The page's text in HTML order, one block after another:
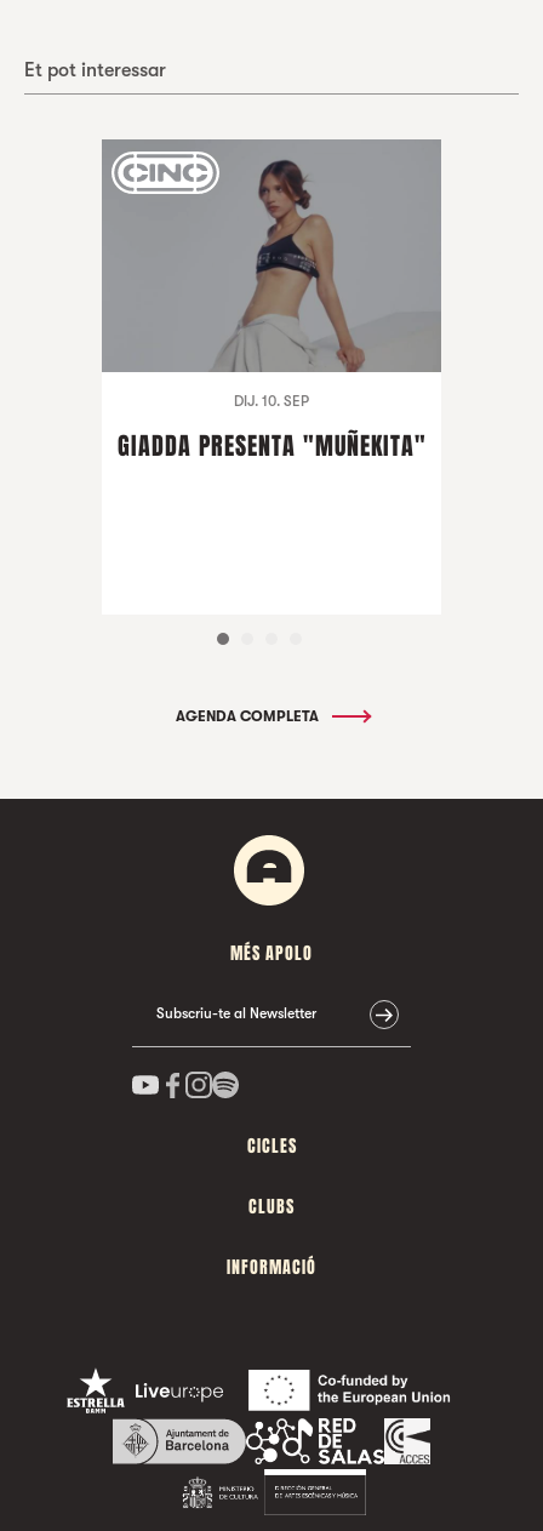
Et pot interessar
DIJ. 10. SEP
GIADDA PRESENTA "MUÑEKITA"
AGENDA COMPLETA
MÉS APOLO
Subscriu-te al Newsletter
CICLES
CLUBS
INFORMACIÓ